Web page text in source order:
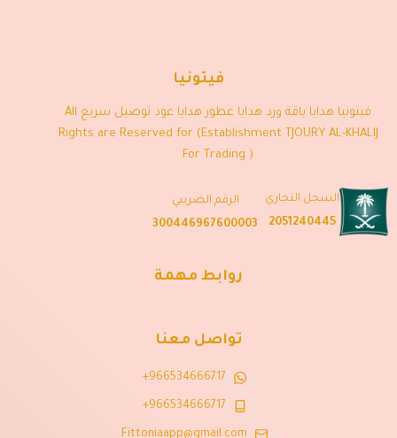
فيتونيا
فيتونيا هدايا باقة ورد هدايا عطور هدايا عود توصيل سريع All
Rights are Reserved for (Establishment TJOURY AL-KHALIJ
For Trading )
السجل التجاري
2051240445
الرقم الضريبي
300446967600003
روابط مهمة
تواصل معنا
+966534666717
+966534666717
Fittoniaapp@gmail.com